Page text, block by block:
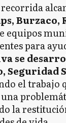
Burzaco,
equipos
para
se
Seguridad
el trabajo
la